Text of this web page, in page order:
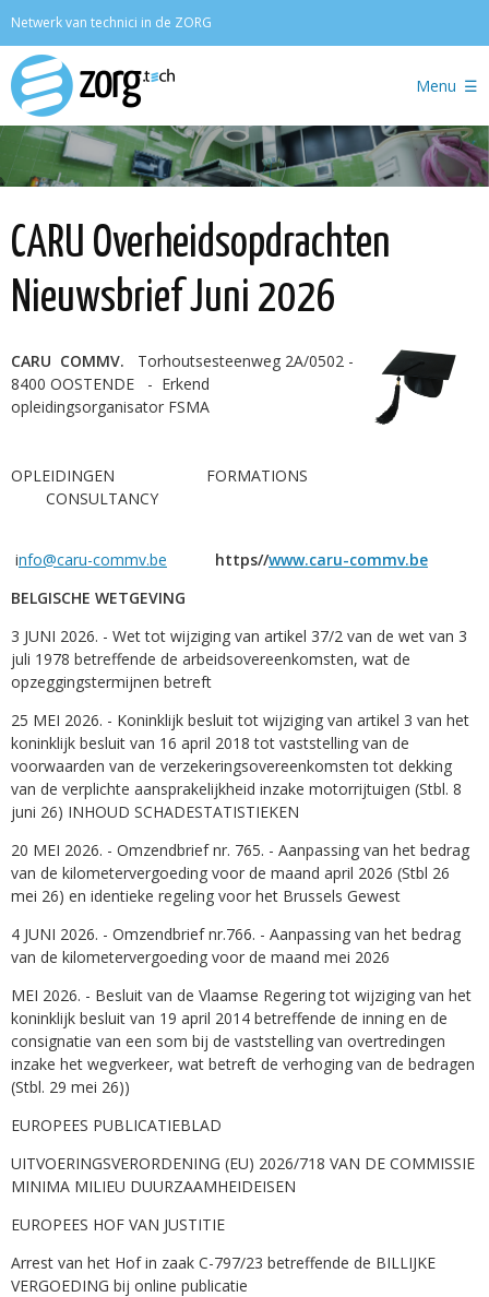
Netwerk van technici in de ZORG
Menu
CARU Overheidsopdrachten
Nieuwsbrief Juni 2026
CARU COMMV. Torhoutsesteenweg 2A/0502 -
8400 OOSTENDE - Erkend
opleidingsorganisator FSMA
OPLEIDINGEN FORMATIONS
CONSULTANCY
info@caru-commv.be https//www.caru-commv.be
BELGISCHE WETGEVING
3 JUNI 2026. - Wet tot wijziging van artikel 37/2 van de wet van 3
juli 1978 betreffende de arbeidsovereenkomsten, wat de
opzeggingstermijnen betreft
25 MEI 2026. - Koninklijk besluit tot wijziging van artikel 3 van het
koninklijk besluit van 16 april 2018 tot vaststelling van de
voorwaarden van de verzekeringsovereenkomsten tot dekking
van de verplichte aansprakelijkheid inzake motorrijtuigen (Stbl. 8
juni 26) INHOUD SCHADESTATISTIEKEN
20 MEI 2026. - Omzendbrief nr. 765. - Aanpassing van het bedrag
van de kilometervergoeding voor de maand april 2026 (Stbl 26
mei 26) en identieke regeling voor het Brussels Gewest
4 JUNI 2026. - Omzendbrief nr.766. - Aanpassing van het bedrag
van de kilometervergoeding voor de maand mei 2026
MEI 2026. - Besluit van de Vlaamse Regering tot wijziging van het
koninklijk besluit van 19 april 2014 betreffende de inning en de
consignatie van een som bij de vaststelling van overtredingen
inzake het wegverkeer, wat betreft de verhoging van de bedragen
(Stbl. 29 mei 26))
EUROPEES PUBLICATIEBLAD
UITVOERINGSVERORDENING (EU) 2026/718 VAN DE COMMISSIE
MINIMA MILIEU DUURZAAMHEIDEISEN
EUROPEES HOF VAN JUSTITIE
Arrest van het Hof in zaak C-797/23 betreffende de BILLIJKE
VERGOEDING bij online publicatie